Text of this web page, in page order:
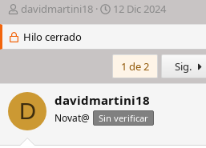
I
n
c
a
d
o
r
d
davidmartini18
F
e
h
d
e
i
n
12 Dic 2024
Hilo cerrado
1 de 2 Sig.
D davidmartini18
Novat@ Sin verificar